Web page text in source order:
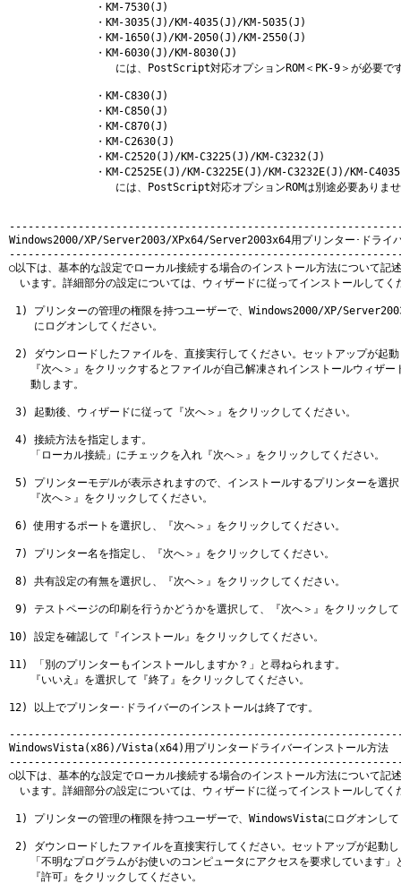
・KM-7530(J)
・KM-3035(J)/KM-4035(J)/KM-5035(J)
・KM-1650(J)/KM-2050(J)/KM-2550(J)
・KM-6030(J)/KM-8030(J)
には、PostScript対応オプションROM＜PK-9＞が必要で
・KM-C830(J)
・KM-C850(J)
・KM-C870(J)
・KM-C2630(J)
・KM-C2520(J)/KM-C3225(J)/KM-C3232(J)
・KM-C2525E(J)/KM-C3225E(J)/KM-C3232E(J)/KM-
には、PostScript対応オプションROMは別途必要ありま
Windows2000/XP/Server2003/XPx64/Server2003x64用プリンター･ドライ
○以下は、基本的な設定でローカル接続する場合のインストール方法について記
います。詳細部分の設定については、ウィザードに従ってインストールしてく
1) プリンターの管理の権限を持つユーザーで、Windows2000/XP/
    にログオンしてください。
2) ダウンロードしたファイルを、直接実行してください。セットアップが起
『次へ＞』をクリックするとファイルが自己解凍されインストールウィザー
動します。
3) 起動後、ウィザードに従って『次へ＞』をクリックしてください。
4) 接続方法を指定します。
「ローカル接続」にチェックを入れ『次へ＞』をクリックしてください。
5) プリンターモデルが表示されますので、インストールするプリンターを選
『次へ＞』をクリックしてください。
6) 使用するポートを選択し、『次へ＞』をクリックしてください。
7) プリンター名を指定し、『次へ＞』をクリックしてください。
8) 共有設定の有無を選択し、『次へ＞』をクリックしてください。
9) テストページの印刷を行うかどうかを選択して、『次へ＞』をクリックし
10) 設定を確認して『インストール』をクリックしてください。
11) 「別のプリンターもインストールしますか？」と尋ねられます。
『いいえ』を選択して『終了』をクリックしてください。
12) 以上でプリンター･ドライバーのインストールは終了です。
WindowsVista(x86)/Vista(x64)用プリンタードライバーインストール方法
○以下は、基本的な設定でローカル接続する場合のインストール方法について記
います。詳細部分の設定については、ウィザードに従ってインストールしてく
1) プリンターの管理の権限を持つユーザーで、WindowsVistaにログオンして
2) ダウンロードしたファイルを直接実行してください。セットアップが起動
「不明なプログラムがお使いのコンピュータにアクセスを要求しています」
『許可』をクリックしてください。